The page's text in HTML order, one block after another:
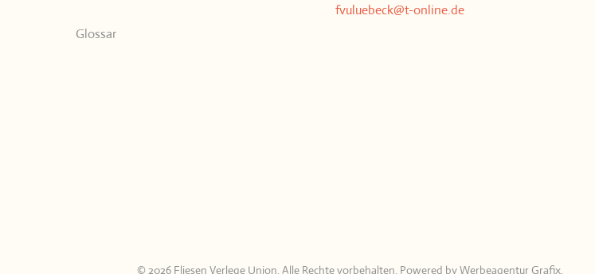
Glossar
fvuluebeck@t-online.de
© 2026 Fliesen Verlege Union. Alle Rechte vorbehalten. Powered byWerbeagentur Grafix.